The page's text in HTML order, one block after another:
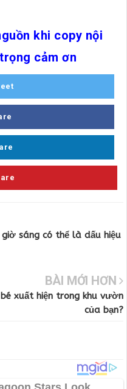
khi copy nội
cảm ơn
sáng có thể là dấu hiệu
BÀI MỚI HƠN
xuất hiện trong khu vườn
của bạn?